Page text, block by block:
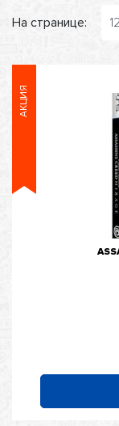
На странице: 12
АКЦИЯ